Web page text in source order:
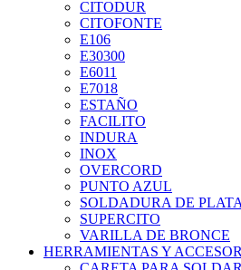
CITODUR
CITOFONTE
E106
E30300
E6011
E7018
ESTAÑO
FACILITO
INDURA
INOX
OVERCORD
PUNTO AZUL
SOLDADURA DE PLATA
SUPERCITO
VARILLA DE BRONCE
HERRAMIENTAS Y